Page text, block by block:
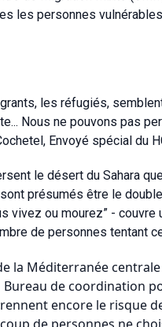
les personnes
les réfugiés,
Nous ne pouvons pas
Envoyé spécial du
le désert du Sahara
présumés être le
vivez ou mourez” -
de personnes tentant
la Méditerranée
de coordination
encore le risque